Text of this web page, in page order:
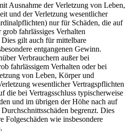
Ausnahme der Verletzung von Leben,
und der Verletzung wesentlicher
nur für Schäden, die auf
fahrlässiges Verhalten
gilt auch für mittelbare
entgangenen Gewinn.
Verbrauchern außer bei
fahrlässigem Verhalten oder bei
von Leben, Körper und
wesentlicher Vertragspflichten
die bei Vertragsschluss typischerweise
und im übrigen der Höhe nach auf
begrenzt. Dies
Folgeschäden wie insbesondere